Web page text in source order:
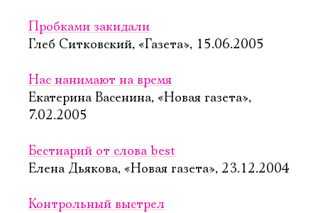
Пробками закидали
Глеб Ситковский, «Газета», 15.06.2005
Нас нанимают на время
Екатерина Васенина, «Новая газета»,
7.02.2005
Бестиарий от слова best
Елена Дьякова, «Новая газета», 23.12.2004
Контрольный выстрел